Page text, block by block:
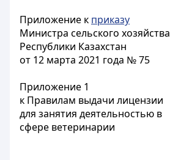
Приложение к приказу
Министра сельского хозяйства
Республики Казахстан
от 12 марта 2021 года № 75
Приложение 1
к Правилам выдачи лицензии
для занятия деятельностью в
сфере ветеринарии